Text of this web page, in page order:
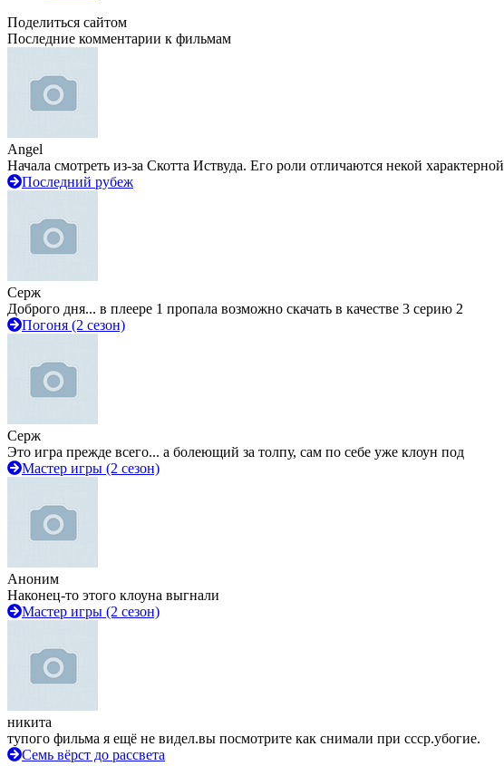
Поделиться сайтом
Последние комментарии к фильмам
Angel
Начала смотреть из-за Скотта Иствуда. Его роли отличаются некой характерной
Последний рубеж
Серж
Доброго дня... в плеере 1 пропала возможно скачать в качестве 3 серию 2
Погоня (2 сезон)
Серж
Это игра прежде всего... а болеющий за толпу, сам по себе уже клоун под
Мастер игры (2 сезон)
Аноним
Наконец-то этого клоуна выгнали
Мастер игры (2 сезон)
никита
тупого фильма я ещё не видел.вы посмотрите как снимали при ссср.убогие.
Семь вёрст до рассвета